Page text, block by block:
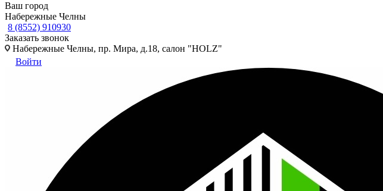
Ваш город
Набережные Челны
8 (8552) 910930
Заказать звонок
Набережные Челны, пр. Мира, д.18, салон "HOLZ"
Войти